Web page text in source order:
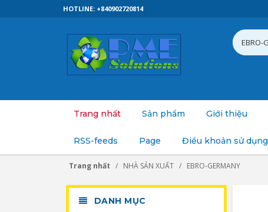
HOTLINE: +840902720814
Trang nhất Sản phẩm Giới thiệu
RSS-feeds Page Điều khoản sử dụng
Trang nhất NHÀ SẢN XUẤT EBRO-GERMANY
DANH MỤC